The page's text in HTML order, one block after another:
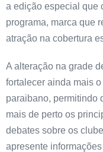
a edição especial que
programa, marca que
atração na cobertura
A alteração na grade
fortalecer ainda mais
paraibano, permitindo
mais de perto os
debates sobre os
apresente